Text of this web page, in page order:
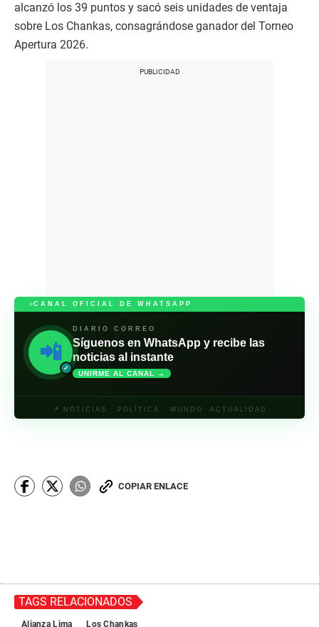
alcanzó los 39 puntos y sacó seis unidades de ventaja
sobre Los Chankas, consagrándose ganador del Torneo
Apertura 2026.
CANAL OFICIAL DE WHATSAPP
📲
✓
DIARIO CORREO
Síguenos en WhatsApp y recibe las
noticias al instante
UNIRME AL CANAL →
📍 NOTICIAS · POLÍTICA · MUNDO· ACTUALIDAD
COPIAR ENLACE
TAGS RELACIONADOS
Alianza Lima Los Chankas